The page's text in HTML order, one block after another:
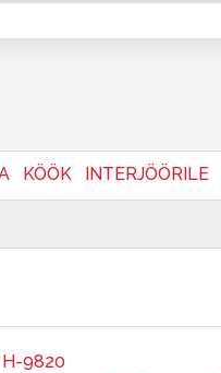
KÖÖK INTERJÖÖRILE
H-9820